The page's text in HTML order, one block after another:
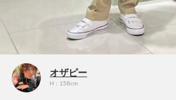
オザピー
H：158cm